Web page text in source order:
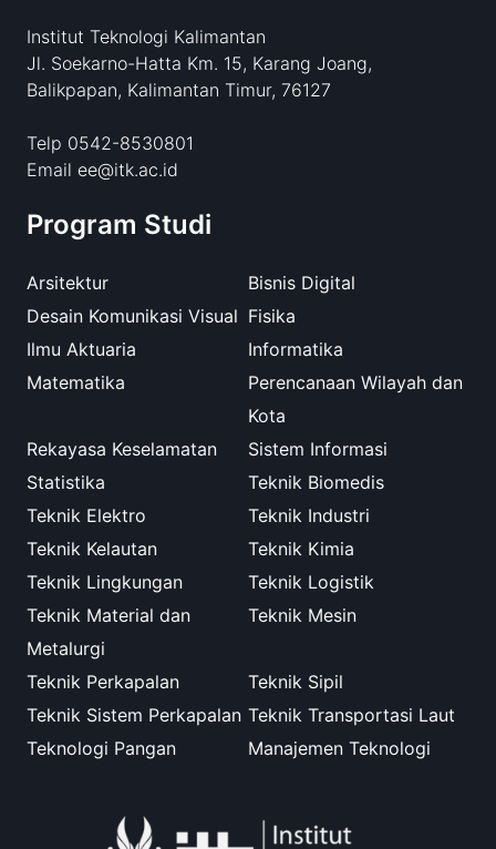
Institut Teknologi Kalimantan
Jl. Soekarno-Hatta Km. 15, Karang Joang,
Balikpapan, Kalimantan Timur, 76127
Telp 0542-8530801
Email ee@itk.ac.id
Program Studi
Arsitektur
Bisnis Digital
Desain Komunikasi Visual Fisika
Ilmu Aktuaria
Informatika
Matematika
Perencanaan Wilayah dan
Kota
Rekayasa Keselamatan
Sistem Informasi
Statistika
Teknik Biomedis
Teknik Elektro
Teknik Industri
Teknik Kelautan
Teknik Kimia
Teknik Lingkungan
Teknik Logistik
Teknik Material dan
Metalurgi
Teknik Mesin
Teknik Perkapalan
Teknik Sipil
Teknik Sistem Perkapalan Teknik Transportasi Laut
Teknologi Pangan
Manajemen Teknologi